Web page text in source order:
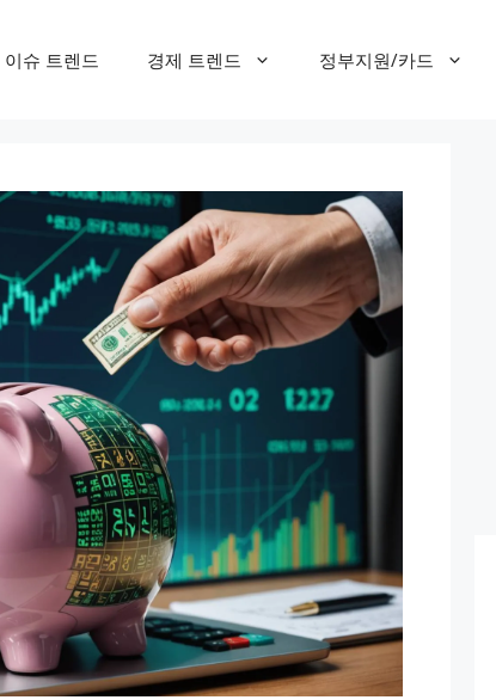
이슈 트렌드 경제 트렌드 정부지원/카드